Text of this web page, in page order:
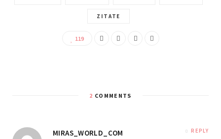
ZITATE
119
2 COMMENTS
MIRAS_WORLD_COM REPLY